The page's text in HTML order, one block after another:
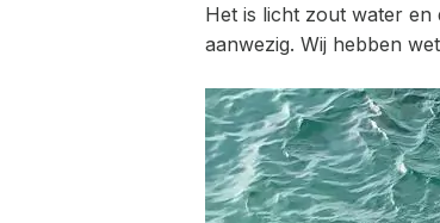
Het is licht zout water en
aanwezig. Wij hebben